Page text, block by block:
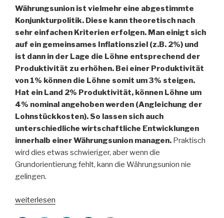
Währungsunion ist vielmehr eine abgestimmte
Konjunkturpolitik. Diese kann theoretisch nach
sehr einfachen Kriterien erfolgen. Man einigt sich
auf ein gemeinsames Inflationsziel (z.B. 2%) und
ist dann in der Lage die Löhne entsprechend der
Produktivität zu erhöhen. Bei einer Produktivität
von 1% können die Löhne somit um 3% steigen.
Hat ein Land 2% Produktivität, können Löhne um
4% nominal angehoben werden (Angleichung der
Lohnstückkosten). So lassen sich auch
unterschiedliche wirtschaftliche Entwicklungen
innerhalb einer Währungsunion managen. Praktisch
wird dies etwas schwieriger, aber wenn die
Grundorientierung fehlt, kann die Währungsunion nie
gelingen.
„Warum
weiterlesen